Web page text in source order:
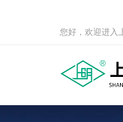
您好，欢迎进入